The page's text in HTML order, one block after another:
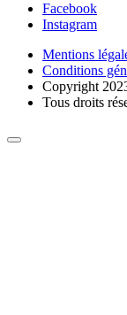
Facebook
Instagram
Mentions
Conditions
Copyright
Tous droits